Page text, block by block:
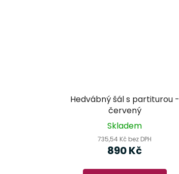
Hedvábný šál s partiturou -
červený
Skladem
735,54 Kč bez DPH
890 Kč